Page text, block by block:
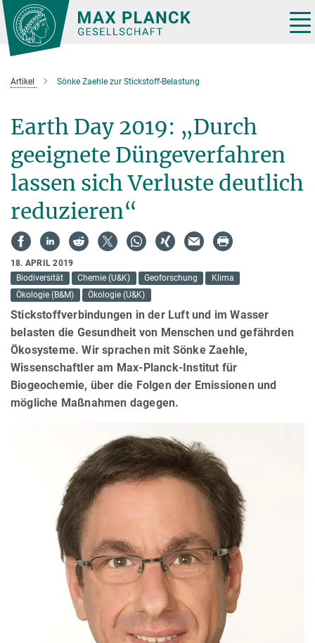
Hauptinhalt
Artikel Sönke Zaehle zur Stickstoff-Belastung
Earth Day 2019: „Durch
geeignete Düngeverfahren
lassen sich Verluste deutlich
reduzieren“
18. APRIL 2019
Biodiversität
Chemie (U&K) Geoforschung
Klima
Ökologie (B&M)
Ökologie (U&K)
Stickstoffverbindungen in der Luft und im Wasser
belasten die Gesundheit von Menschen und gefährden
Ökosysteme. Wir sprachen mit Sönke Zaehle,
Wissenschaftler am Max-Planck-Institut für
Biogeochemie, über die Folgen der Emissionen und
mögliche Maßnahmen dagegen.